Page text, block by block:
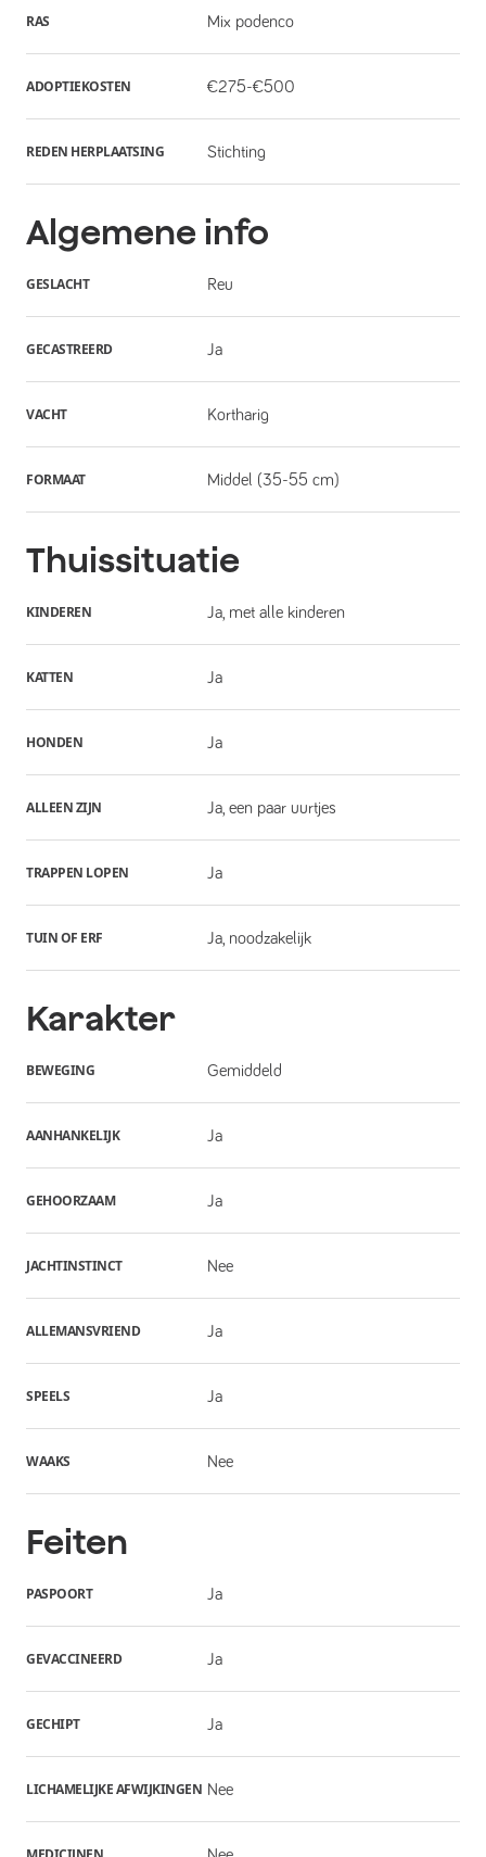
RAS Mix podenco
ADOPTIEKOSTEN €275-€500
REDEN HERPLAATSING Stichting
Algemene info
GESLACHT Reu
GECASTREERD Ja
VACHT Kortharig
FORMAAT Middel (35-55 cm)
Thuissituatie
KINDEREN Ja, met alle kinderen
KATTEN Ja
HONDEN Ja
ALLEEN ZIJN Ja, een paar uurtjes
TRAPPEN LOPEN Ja
TUIN OF ERF Ja, noodzakelijk
Karakter
BEWEGING Gemiddeld
AANHANKELIJK Ja
GEHOORZAAM Ja
JACHTINSTINCT Nee
ALLEMANSVRIEND Ja
SPEELS Ja
WAAKS Nee
Feiten
PASPOORT Ja
GEVACCINEERD Ja
GECHIPT Ja
LICHAMELIJKE AFWIJKINGEN Nee